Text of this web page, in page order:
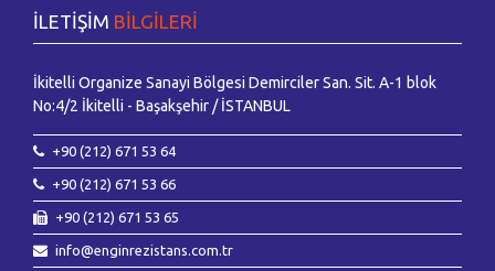
İLETİŞİM BİLGİLERİ
İkitelli Organize Sanayi Bölgesi Demirciler San. Sit. A-1 blok
No:4/2 İkitelli - Başakşehir / İSTANBUL
+90 (212) 671 53 64
+90 (212) 671 53 66
+90 (212) 671 53 65
info@enginrezistans.com.tr